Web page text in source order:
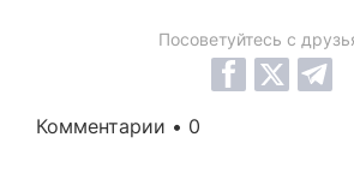
Посоветуйтесь с
Комментарии • 0